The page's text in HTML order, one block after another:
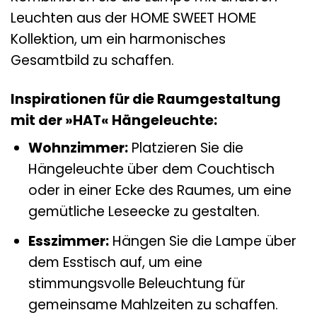
Leuchten aus der HOME SWEET HOME
Kollektion, um ein harmonisches
Gesamtbild zu schaffen.
Inspirationen für die Raumgestaltung
mit der »HAT« Hängeleuchte:
Wohnzimmer:Platzieren Sie die
Hängeleuchte über dem Couchtisch
oder in einer Ecke des Raumes, um eine
gemütliche Leseecke zu gestalten.
Esszimmer:Hängen Sie die Lampe über
dem Esstisch auf, um eine
stimmungsvolle Beleuchtung für
gemeinsame Mahlzeiten zu schaffen.